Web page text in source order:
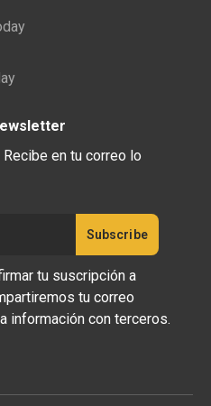
Recibe en tu correo lo
tu suscripción a
tu correo
información con terceros.